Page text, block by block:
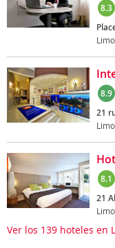
8.3
8.9
21
8.1
21
Ver los 139 hoteles en